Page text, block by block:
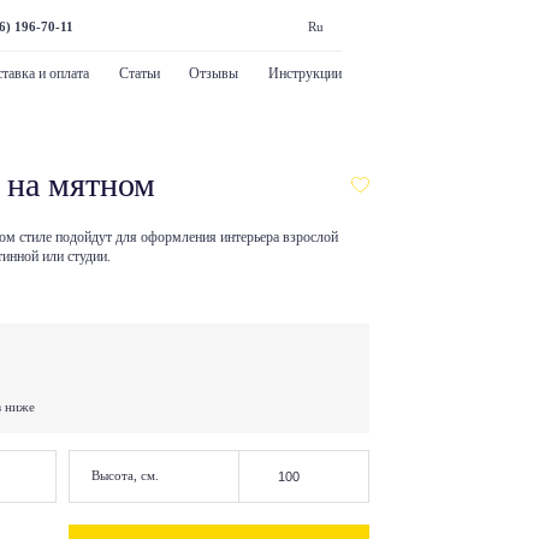
196-70-11 Ru
и оплата Статьи Отзывы Инструкции
мятном
стиле подойдут для оформления интерьера взрослой
или студии.
ниже
Высота, см.